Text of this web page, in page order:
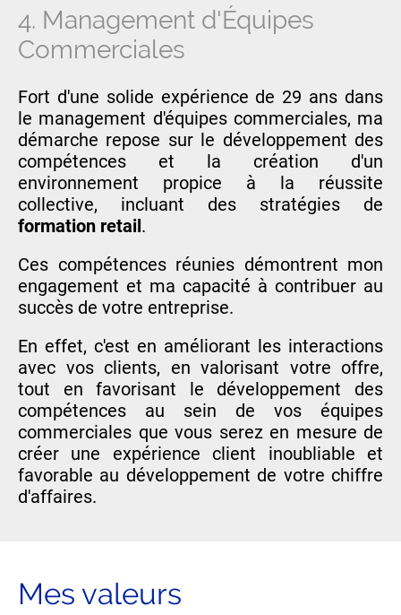
4. Management d'Équipes
Commerciales
Fort d'une solide expérience de 29 ans dans
le management d'équipes commerciales, ma
démarche repose sur le développement des
compétences et la création d'un
environnement propice à la réussite
collective, incluant des stratégies de
formation retail .
Ces compétences réunies démontrent mon
engagement et ma capacité à contribuer au
succès de votre entreprise.
En effet, c'est en améliorant les interactions
avec vos clients, en valorisant votre offre,
tout en favorisant le développement des
compétences au sein de vos équipes
commerciales que vous serez en mesure de
créer une expérience client inoubliable et
favorable au développement de votre chiffre
d'affaires.
Mes valeurs